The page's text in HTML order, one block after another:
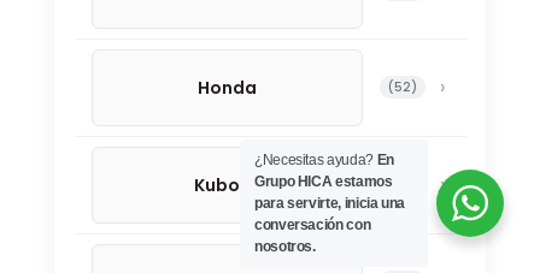
Honda 5252 productos
Kubota 13 productos
¿Necesitas ayuda? En
Grupo HICA estamos
para servirte, inicia una
conversación con
nosotros.